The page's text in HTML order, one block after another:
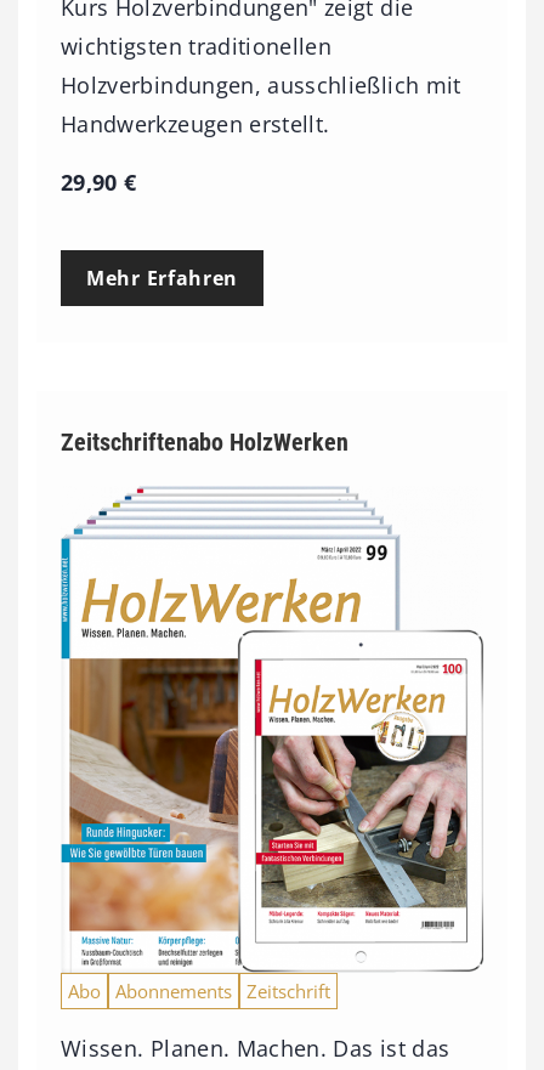
Kurs Holzverbindungen" zeigt die
wichtigsten traditionellen
Holzverbindungen, ausschließlich mit
Handwerkzeugen erstellt.
29,90€
Mehr Erfahren
Zeitschriftenabo HolzWerken
Abo Abonnements Zeitschrift
Wissen. Planen. Machen. Das ist das